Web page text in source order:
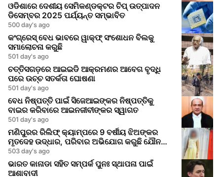
ଓଡିଶାରେ ଦେଶୀୟ ସେମିକଣ୍ଡକ୍ଟର ଚିପ୍ ଉତ୍ପାଦନ
ଡିସେମ୍ବର 2025 ପର୍ଯ୍ୟନ୍ତ ସମ୍ଭାବିତ
500 day's ago
କଂଗ୍ରେସ୍ ବେଧ ଭାବରେ ୱାକ୍ଫ୍ ସଂଶୋଧନ ବିଲକୁ
ସମାଲୋଚନା କରୁଛି
501 day's ago
ଚତ୍ତିସଗଡ଼ରେ ଆଇଇଡି ଆକ୍ରମଣର ଆବେଗ ବୃଦ୍ଧି
ପରେ ଉଚ୍ଚ ସତର୍କତା ଘୋଷଣା
501 day's ago
ବେଧ ନିଷ୍ପତ୍ତି ପାଇଁ ସିଜେଆଇଙ୍କର ନିଷ୍ପତ୍ତିକୁ
ବାଇର କରିବାରେ ଆଇନଜୀବୀଙ୍କର ସ୍ୱାଗତ
501 day's ago
ମଣିପୁରର ରିଲିଫ୍ କ୍ୟାମ୍ପରେ 9 ବର୍ଷୀୟ ଝିଅଙ୍କର
ମୃତଦେହ ଉଦ୍ଧାର, ପରିବାର ଅଭିଯୋଗ କରୁଛି ଯୌନ
ଆକ୍ରମଣର
503 day's ago
ଭାରତ କାନାଡା ସହିତ ସମ୍ପର୍କ ପୁନଃ ସ୍ଥାପନା ପାଇଁ
ଆଶାବାଦୀ